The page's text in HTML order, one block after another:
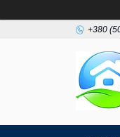
+380